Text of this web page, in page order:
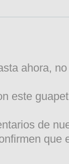
ahora,
este
de
que